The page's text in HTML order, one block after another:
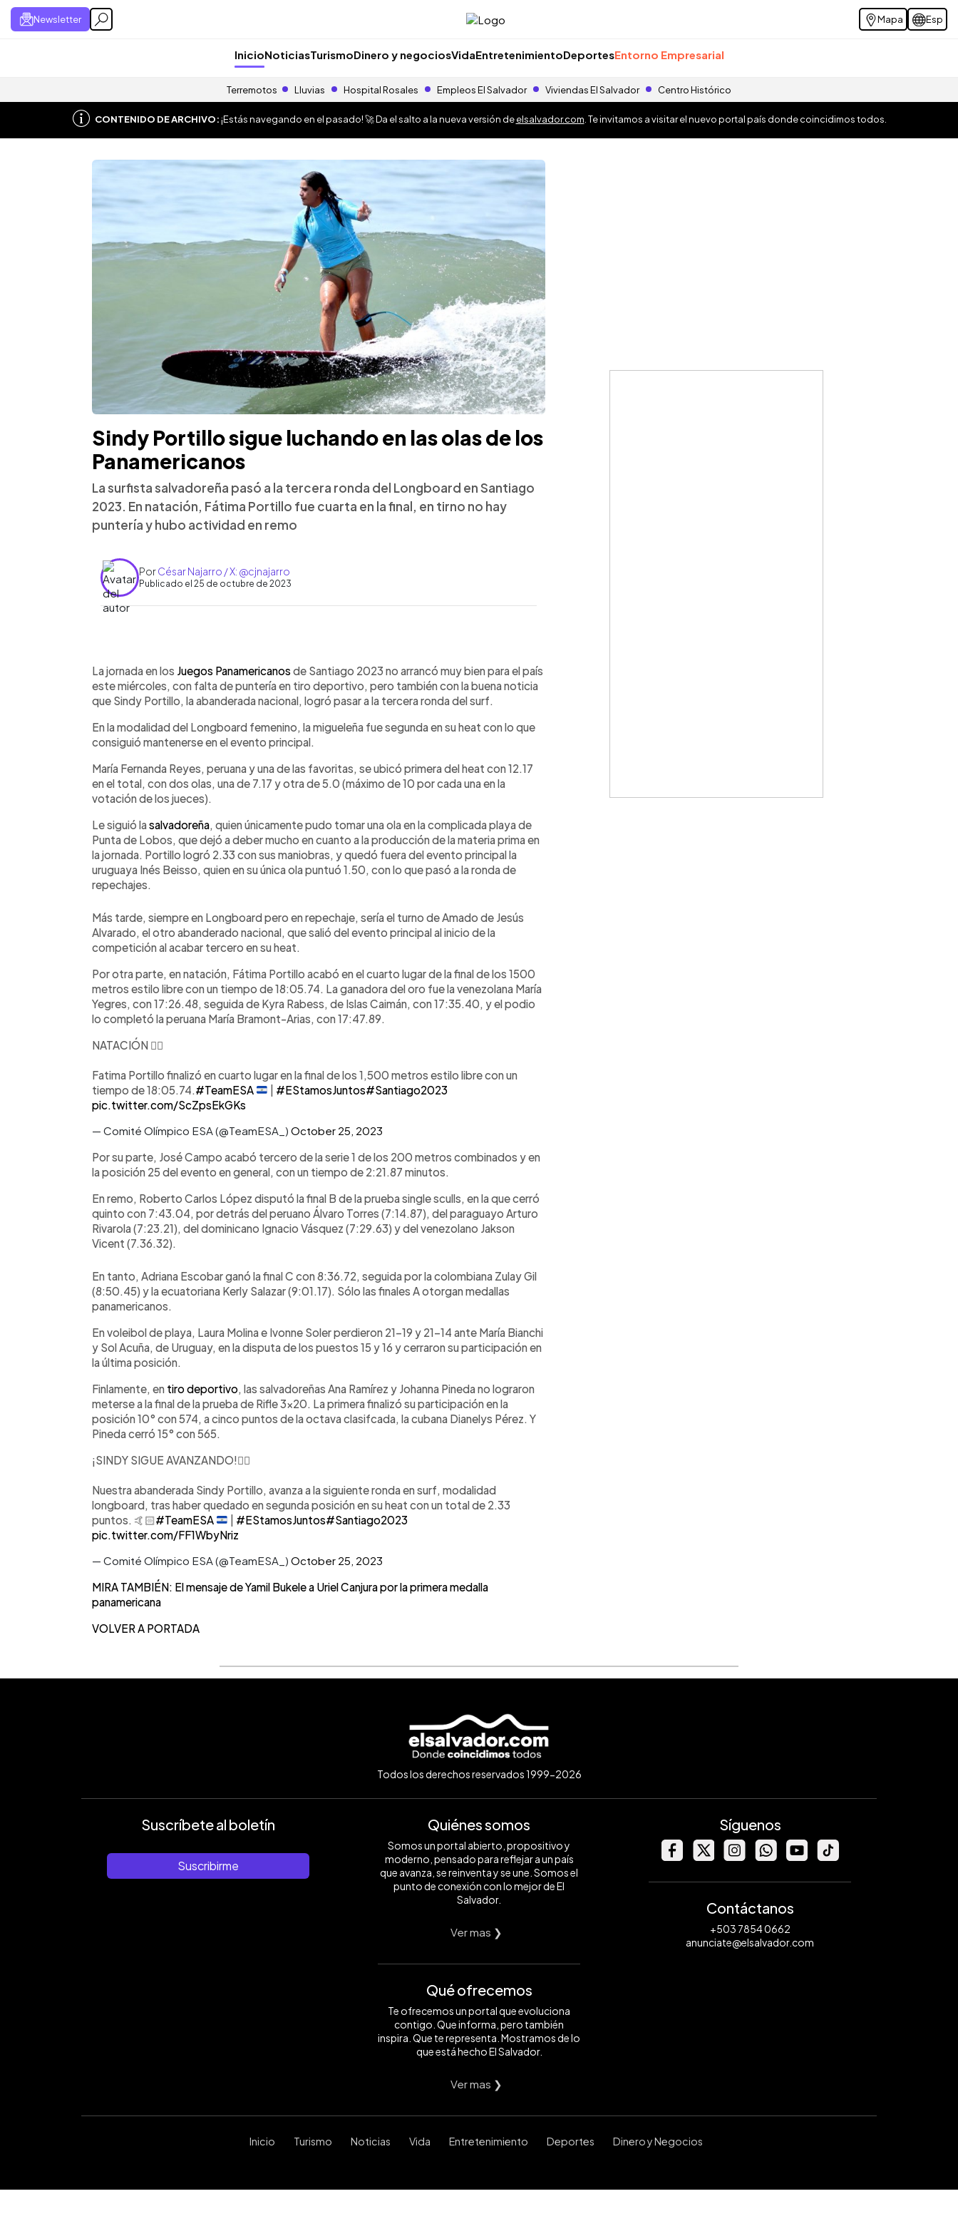
Newsletter Mapa Esp
InicioNoticiasTurismoDinero y negociosVidaEntretenimientoDeportesEntorno Empresarial
Terremotos Lluvias Hospital Rosales Empleos El Salvador Viviendas El Salvador Centro Histórico
CONTENIDO DE ARCHIVO:¡Estás navegando en el pasado! 🚀 Da el salto a la nueva versión deelsalvador.com . Te invitamos a visitar el nuevo portal país donde coincidimos todos.
Sindy Portillo sigue luchando en las olas de los
Panamericanos
La surfista salvadoreña pasó a la tercera ronda del Longboard en Santiago
2023. En natación, Fátima Portillo fue cuarta en la final, en tirno no hay
puntería y hubo actividad en remo
PorCésar Najarro / X: @cjnajarro
Publicado el 25 de octubre de 2023
► Escuchar artículo
La jornada en los Juegos Panamericanosde Santiago 2023 no arrancó muy bien para el país
este miércoles, con falta de puntería en tiro deportivo, pero también con la buena noticia
que Sindy Portillo, la abanderada nacional, logró pasar a la tercera ronda del surf.
En la modalidad del Longboard femenino, la migueleña fue segunda en su heat con lo que
consiguió mantenerse en el evento principal.
María Fernanda Reyes, peruana y una de las favoritas, se ubicó primera del heat con 12.17
en el total, con dos olas, una de 7.17 y otra de 5.0 (máximo de 10 por cada una en la
votación de los jueces).
Le siguió lasalvadoreña, quien únicamente pudo tomar una ola en la complicada playa de
Punta de Lobos, que dejó a deber mucho en cuanto a la producción de la materia prima en
la jornada. Portillo logró 2.33 con sus maniobras, y quedó fuera del evento principal la
uruguaya Inés Beisso, quien en su única ola puntuó 1.50, con lo que pasó a la ronda de
repechajes.
Más tarde, siempre en Longboard pero en repechaje, sería el turno de Amado de Jesús
Alvarado, el otro abanderado nacional, que salió del evento principal al inicio de la
competición al acabar tercero en su heat.
Por otra parte, en natación, Fátima Portillo acabó en el cuarto lugar de la final de los 1500
metros estilo libre con un tiempo de 18:05.74. La ganadora del oro fue la venezolana María
Yegres, con 17:26.48, seguida de Kyra Rabess, de Islas Caimán, con 17:35.40, y el podio
lo completó la peruana María Bramont-Arias, con 17:47.89.
NATACIÓN 🏊‍♂️
Fatima Portillo finalizó en cuarto lugar en la final de los 1,500 metros estilo libre con un
tiempo de 18:05.74.#TeamESA #EStamosJuntos#Santiago2023
pic.twitter.com/ScZpsEkGKs
— Comité Olímpico ESA (@TeamESA_) October 25, 2023
Por su parte, José Campo acabó tercero de la serie 1 de los 200 metros combinados y en
la posición 25 del evento en general, con un tiempo de 2:21.87 minutos.
En remo, Roberto Carlos López disputó la final B de la prueba single sculls, en la que cerró
quinto con 7:43.04, por detrás del peruano Álvaro Torres (7:14.87), del paraguayo Arturo
Rivarola (7:23.21), del dominicano Ignacio Vásquez (7:29.63) y del venezolano Jakson
Vicent (7.36.32).
En tanto, Adriana Escobar ganó la final C con 8:36.72, seguida por la colombiana Zulay Gil
(8:50.45) y la ecuatoriana Kerly Salazar (9:01.17). Sólo las finales A otorgan medallas
panamericanos.
En voleibol de playa, Laura Molina e Ivonne Soler perdieron 21-19 y 21-14 ante María Bianchi
y Sol Acuña, de Uruguay, en la disputa de los puestos 15 y 16 y cerraron su participación en
la última posición.
Finlamente, en tiro deportivo, las salvadoreñas Ana Ramírez y Johanna Pineda no lograron
meterse a la final de la prueba de Rifle 3x20. La primera finalizó su participación en la
posición 10° con 574, a cinco puntos de la octava clasifcada, la cubana Dianelys Pérez. Y
Pineda cerró 15° con 565.
¡SINDY SIGUE AVANZANDO!🏄‍♀️
Nuestra abanderada Sindy Portillo, avanza a la siguiente ronda en surf, modalidad
longboard, tras haber quedado en segunda posición en su heat con un total de 2.33
puntos. 🤙🏻#TeamESA #EStamosJuntos#Santiago2023
pic.twitter.com/FF1WbyNriz
— Comité Olímpico ESA (@TeamESA_) October 25, 2023
MIRA TAMBIÉN: El mensaje de Yamil Bukele a Uriel Canjura por la primera medalla
panamericana
VOLVER A PORTADA
Todos los derechos reservados 1999-2026
Suscríbete al boletín
Suscribirme
Quiénes somos
Somos un portal abierto, propositivo y
moderno, pensado para reflejar a un país
que avanza, se reinventa y se une. Somos el
punto de conexión con lo mejor de El
Salvador.
Ver mas ❯
Qué ofrecemos
Te ofrecemos un portal que evoluciona
contigo. Que informa, pero también
inspira. Que te representa. Mostramos de lo
que está hecho El Salvador.
Ver mas ❯
Síguenos
Contáctanos
+503 7854 0662
anunciate@elsalvador.com
Inicio Turismo Noticias Vida Entretenimiento Deportes Dinero y Negocios